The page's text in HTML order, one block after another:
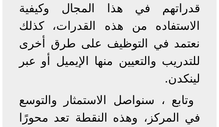
قدراتهم في هذا المجال وكيفية
الاستفاده من هذه القدرات، كذلك
نعتمد في التوظيف على طرق أخرى
للتدريب والتعيين منها الإيميل أو عبر
لينكدن.
وتابع ، سنواصل الاستمثار والتوسع
في المركز، وهذه النقطة تعد محورًا